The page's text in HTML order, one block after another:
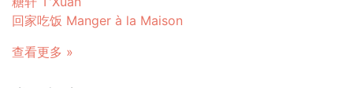
回家吃饭 Manger à la Maison
查看更多 »